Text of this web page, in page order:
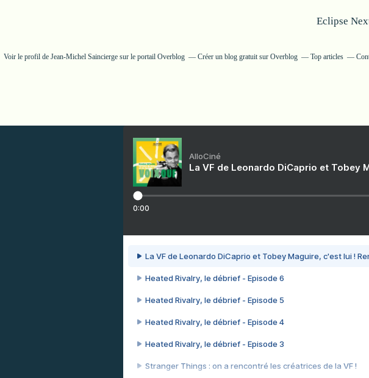
Eclipse
Voir le profil de Jean-Michel Sainciergesur le portail Overblog Créer un blog gratuit sur Overblog Top articles
AlloCiné
La VF de Leonardo DiCaprio et Tobey
0:00
La VF de Leonardo DiCaprio et Tobey Maguire, c'est lui !
Heated Rivalry, le débrief - Episode 6
Heated Rivalry, le débrief - Episode 5
Heated Rivalry, le débrief - Episode 4
Heated Rivalry, le débrief - Episode 3
Stranger Things : on a rencontré les créatrices de la VF !